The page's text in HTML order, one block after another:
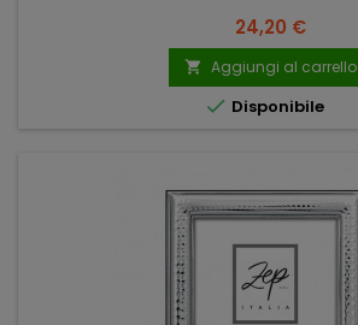
Prezzo
24,20 €
 Aggiungi al carrello
 Disponibile